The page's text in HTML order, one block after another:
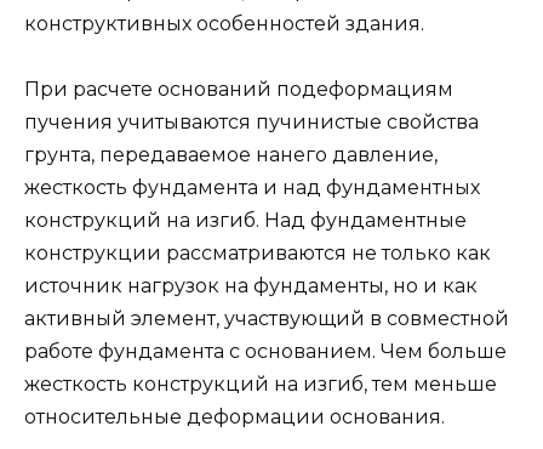
конструктивных особенностей здания.
При расчете оснований подеформациям
пучения учитываются пучинистые свойства
грунта, передаваемое нанего давление,
жесткость фундамента и над фундаментных
конструкций на изгиб. Над фундаментные
конструкции рассматриваются не только как
источник нагрузок на фундаменты, но и как
активный элемент, участвующий в совместной
работе фундамента с основанием. Чем больше
жесткость конструкций на изгиб, тем меньше
относительные деформации основания.